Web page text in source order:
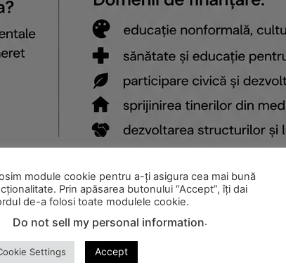
module cookie pentru a-ți asigura cea mai bună
Prin apăsarea butonului “Accept”, îți dai
de-a folosi toate modulele cookie.
Do not sell my personal information.
Settings Accept